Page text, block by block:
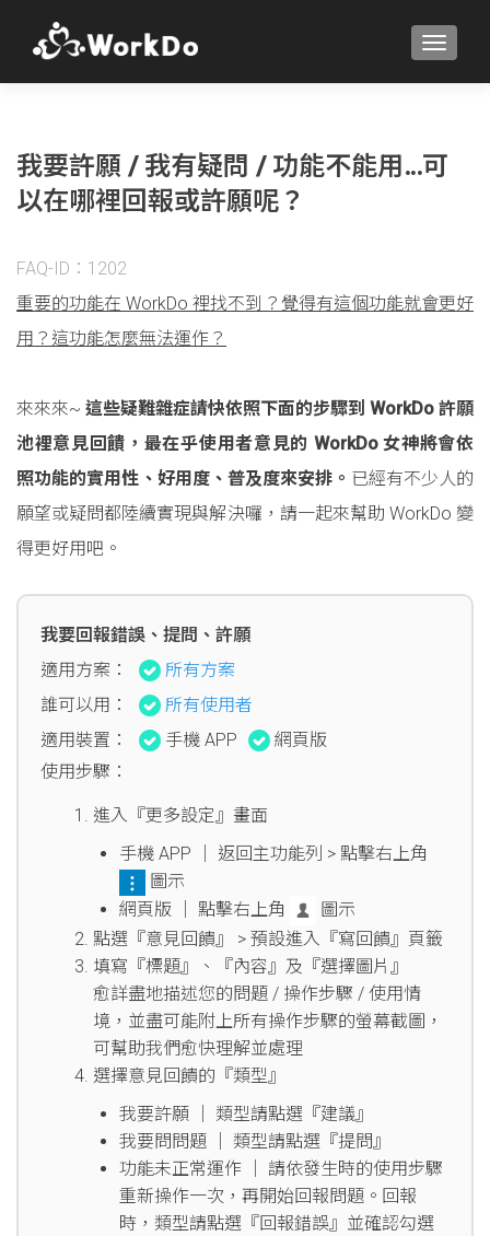
我要許願 / 我有疑問 / 功能不能用…可
以在哪裡回報或許願呢？
FAQ-ID：1202
重要的功能在 WorkDo 裡找不到？覺得有這個功能就會更好
用？這功能怎麼無法運作？
來來來~ 這些疑難雜症請快依照下面的步驟到 WorkDo 許願
池裡意見回饋，最在乎使用者意見的 WorkDo 女神將會依
照功能的實用性、好用度、普及度來安排。 已經有不少人的
願望或疑問都陸續實現與解決囉，請一起來幫助 WorkDo 變
得更好用吧。
我要回報錯誤、提問、許願
適用方案：
所有方案
誰可以用：
所有使用者
適用裝置：
手機 APP
網頁版
使用步驟：
進入『更多設定』畫面
手機 APP │ 返回主功能列 > 點擊右上角
圖示
網頁版 │ 點擊右上角
圖示
點選『意見回饋』 > 預設進入『寫回饋』頁籤
填寫『標題』、『內容』及『選擇圖片』
愈詳盡地描述您的問題 / 操作步驟 / 使用情
境，並盡可能附上所有操作步驟的螢幕截圖，
可幫助我們愈快理解並處理
選擇意見回饋的『類型』
我要許願 │ 類型請點選『建議』
我要問問題 │ 類型請點選『提問』
功能未正常運作 │ 請依發生時的使用步驟
重新操作一次，再開始回報問題。回報
時，類型請點選『回報錯誤』並確認勾選